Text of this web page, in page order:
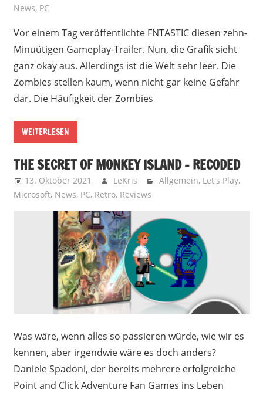
News, PC
Vor einem Tag veröffentlichte FNTASTIC diesen zehn-
Minuütigen Gameplay-Trailer. Nun, die Grafik sieht
ganz okay aus. Allerdings ist die Welt sehr leer. Die
Zombies stellen kaum, wenn nicht gar keine Gefahr
dar. Die Häufigkeit der Zombies
WEITERLESEN
THE SECRET OF MONKEY ISLAND – RECODED
13. Oktober 2021 LeKris Allgemein, Let's Play,
Microsoft, News, PC, Retro, Reviews
Was wäre, wenn alles so passieren würde, wie wir es
kennen, aber irgendwie wäre es doch anders?
Daniele Spadoni, der bereits mehrere erfolgreiche
Point and Click Adventure Fan Games ins Leben